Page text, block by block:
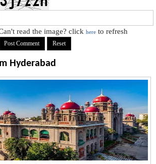
read the image? clickhere to refresh
Hyderabad